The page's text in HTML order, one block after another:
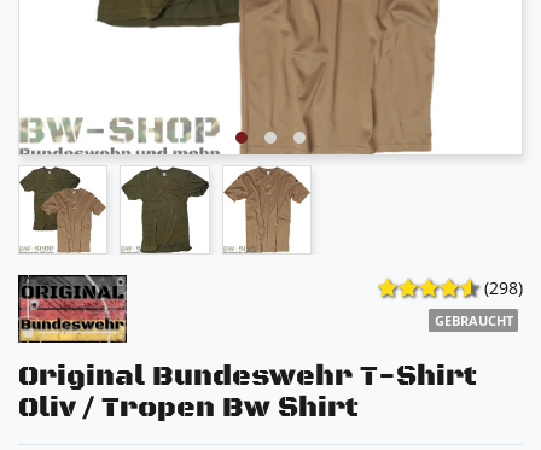
(298)
GEBRAUCHT
Original Bundeswehr T-Shirt
Oliv / Tropen Bw Shirt